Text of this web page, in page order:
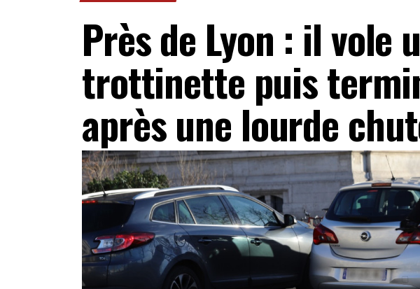
Près de Lyon : il vole
trottinette puis
après une lourde